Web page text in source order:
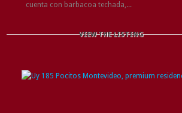
cuenta con barbacoa techada,...
VIEW THE LISTING